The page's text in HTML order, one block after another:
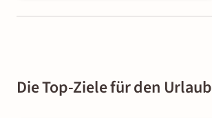
Die Top-Ziele für den Urlaub